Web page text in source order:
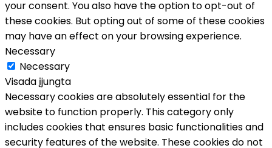
your consent. You also have the option to opt-out of
these cookies. But opting out of some of these cookies
may have an effect on your browsing experience.
Necessary
Necessary
Visada įjungta
Necessary cookies are absolutely essential for the
website to function properly. This category only
includes cookies that ensures basic functionalities and
security features of the website. These cookies do not